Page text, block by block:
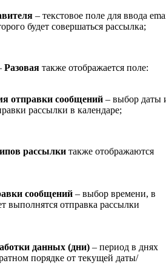
– текстовое поле для ввода
будет совершаться рассылка;
Разовая также отображается поле:
отправки сообщений – выбор даты
рассылки в календаре;
рассылки также отображаются
сообщений – выбор времени, в
выполнятся отправка рассылки
данных (дни) – период в днях
порядке от текущей даты/